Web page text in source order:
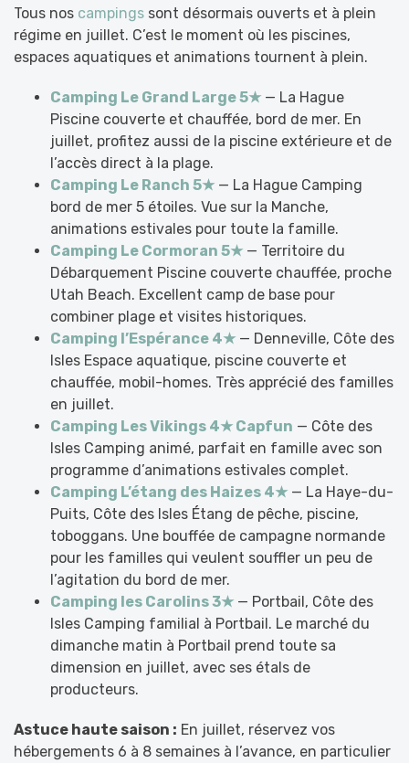
Tous nos campings sont désormais ouverts et à plein
régime en juillet. C’est le moment où les piscines,
espaces aquatiques et animations tournent à plein.
Camping Le Grand Large 5★ — La Hague
Piscine couverte et chauffée, bord de mer. En
juillet, profitez aussi de la piscine extérieure et de
l’accès direct à la plage.
Camping Le Ranch 5★ — La Hague Camping
bord de mer 5 étoiles. Vue sur la Manche,
animations estivales pour toute la famille.
Camping Le Cormoran 5★ — Territoire du
Débarquement Piscine couverte chauffée, proche
Utah Beach. Excellent camp de base pour
combiner plage et visites historiques.
Camping l’Espérance 4★ — Denneville, Côte des
Isles Espace aquatique, piscine couverte et
chauffée, mobil-homes. Très apprécié des familles
en juillet.
Camping Les Vikings 4★ Capfun — Côte des
Isles Camping animé, parfait en famille avec son
programme d’animations estivales complet.
Camping L’étang des Haizes 4★ — La Haye-du-
Puits, Côte des Isles Étang de pêche, piscine,
toboggans. Une bouffée de campagne normande
pour les familles qui veulent souffler un peu de
l’agitation du bord de mer.
Camping les Carolins 3★ — Portbail, Côte des
Isles Camping familial à Portbail. Le marché du
dimanche matin à Portbail prend toute sa
dimension en juillet, avec ses étals de
producteurs.
Astuce haute saison : En juillet, réservez vos
hébergements 6 à 8 semaines à l’avance, en particulier